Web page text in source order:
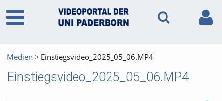
Medien Einstiegsvideo_2025_05_06.MP4
Einstiegsvideo_2025_05_06.MP4